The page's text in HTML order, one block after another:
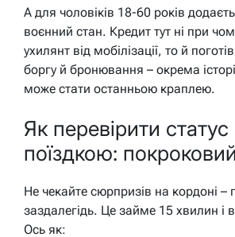
А для чоловіків 18-60 років
воєнний стан. Кредит тут ні при
ухилянт від мобілізації, то й
боргу й бронювання – окрема
може стати останньою краплею.
Як перевірити
поїздкою:
Не чекайте сюрпризів на кордоні –
заздалегідь. Це займе 15 хвилин і
Ось як: